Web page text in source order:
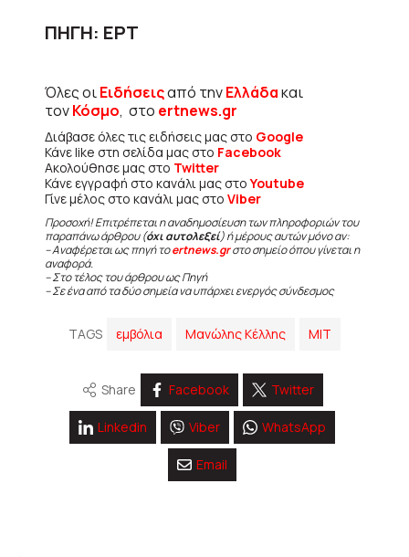
ΠΗΓΗ: ΕΡΤ
Όλες οιΕιδήσειςαπό τηνΕλλάδακαι
τονΚόσμο, στο ertnews.gr
Διάβασε όλες τις ειδήσεις μας στο Google
Κάνε like στη σελίδα μας στο Facebook
Ακολούθησε μας στο Twitter
Κάνε εγγραφή στο κανάλι μας στοYoutube
Γίνε μέλος στο κανάλι μας στο Viber
Προσοχή! Επιτρέπεται η αναδημοσίευση των πληροφοριών του
παραπάνω άρθρου (όχι αυτολεξεί) ή μέρους αυτών μόνο αν:
– Αναφέρεται ως πηγή τοertnews.grστο σημείο όπου γίνεται η
αναφορά.
– Στο τέλος του άρθρου ως Πηγή
– Σε ένα από τα δύο σημεία να υπάρχει ενεργός σύνδεσμος
TAGS εμβόλια Μανώλης Κέλλης ΜΙΤ
Share Facebook Twitter
Linkedin Viber WhatsApp
Email